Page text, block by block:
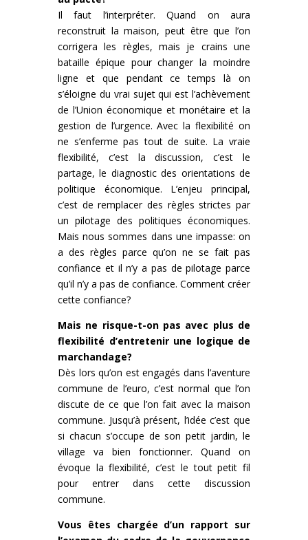
Il faut l’interpréter. Quand on aura
reconstruit la maison, peut être que l’on
corrigera les règles, mais je crains une
bataille épique pour changer la moindre
ligne et que pendant ce temps là on
s’éloigne du vrai sujet qui est l’achèvement
de l’Union économique et monétaire et la
gestion de l’urgence. Avec la flexibilité on
ne s’enferme pas tout de suite. La vraie
flexibilité, c’est la discussion, c’est le
partage, le diagnostic des orientations de
politique économique. L’enjeu principal,
c’est de remplacer des règles strictes par
un pilotage des politiques économiques.
Mais nous sommes dans une impasse: on
a des règles parce qu’on ne se fait pas
confiance et il n’y a pas de pilotage parce
qu’il n’y a pas de confiance. Comment créer
cette confiance?
Mais ne risque-t-on pas avec plus de
flexibilité d’entretenir une logique de
marchandage?
Dès lors qu’on est engagés dans l’aventure
commune de l’euro, c’est normal que l’on
discute de ce que l’on fait avec la maison
commune. Jusqu’à présent, l’idée c’est que
si chacun s’occupe de son petit jardin, le
village va bien fonctionner. Quand on
évoque la flexibilité, c’est le tout petit fil
pour entrer dans cette discussion
commune.
Vous êtes chargée d’un rapport sur